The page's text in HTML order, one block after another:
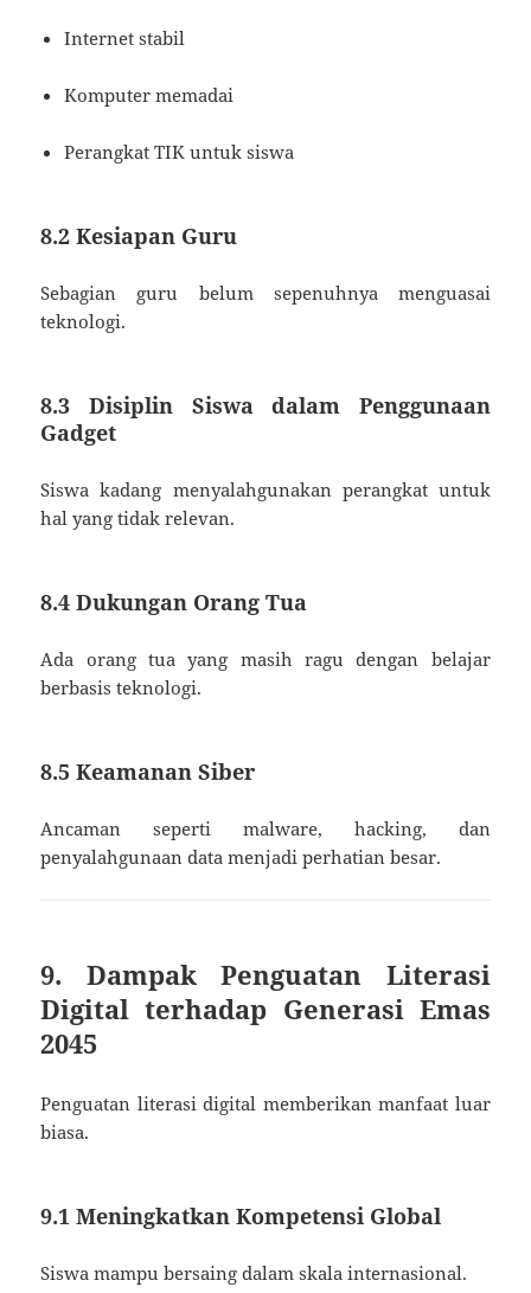
Internet stabil
Komputer memadai
Perangkat TIK untuk siswa
8.2 Kesiapan Guru
Sebagian guru belum sepenuhnya menguasai
teknologi.
8.3 Disiplin Siswa dalam Penggunaan
Gadget
Siswa kadang menyalahgunakan perangkat untuk
hal yang tidak relevan.
8.4 Dukungan Orang Tua
Ada orang tua yang masih ragu dengan belajar
berbasis teknologi.
8.5 Keamanan Siber
Ancaman seperti malware, hacking, dan
penyalahgunaan data menjadi perhatian besar.
9. Dampak Penguatan Literasi
Digital terhadap Generasi Emas
2045
Penguatan literasi digital memberikan manfaat luar
biasa.
9.1 Meningkatkan Kompetensi Global
Siswa mampu bersaing dalam skala internasional.